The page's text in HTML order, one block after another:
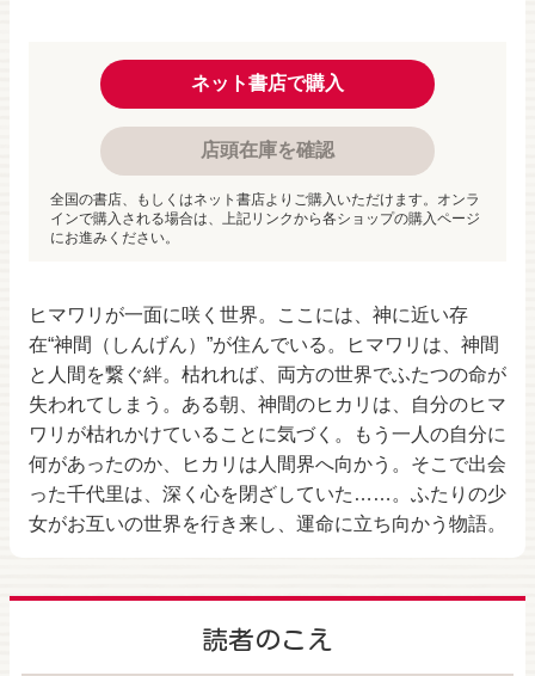
ヒマワリが一面に咲く世界。ここには、神に近い存
在“神間（しんげん）”が住んでいる。ヒマワリは、神間
と人間を繋ぐ絆。枯れれば、両方の世界でふたつの命が
失われてしまう。ある朝、神間のヒカリは、自分のヒマ
ワリが枯れかけていることに気づく。もう一人の自分に
何があったのか、ヒカリは人間界へ向かう。そこで出会
った千代里は、深く心を閉ざしていた……。ふたりの少
女がお互いの世界を行き来し、運命に立ち向かう物語。
ネット書店で購入
店頭在庫を確認
全国の書店、もしくはネット書店よりご購入いただけます。オンラ
インで購入される場合は、上記リンクから各ショップの購入ページ
にお進みください。
読者のこえ